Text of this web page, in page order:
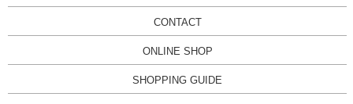
CONTACT
ONLINE SHOP
SHOPPING GUIDE